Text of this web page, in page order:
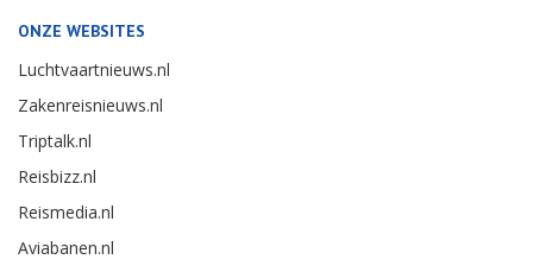
ONZE WEBSITES
Luchtvaartnieuws.nl
Zakenreisnieuws.nl
Triptalk.nl
Reisbizz.nl
Reismedia.nl
Aviabanen.nl